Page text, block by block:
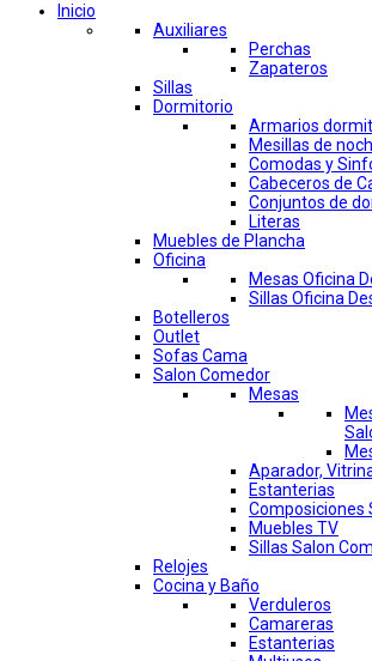
Inicio
Auxiliares
Perchas
Zapateros
Sillas
Dormitorio
Armarios
Mesillas de
Comodas y
Cabeceros de
Conjuntos de
Literas
Muebles de Plancha
Oficina
Mesas Oficina
Sillas Oficina
Botelleros
Outlet
Sofas Cama
Salon Comedor
Mesas
Aparador,
Estanterias
Composiciones
Muebles TV
Sillas Salon
Relojes
Cocina y Baño
Verduleros
Camareras
Estanterias